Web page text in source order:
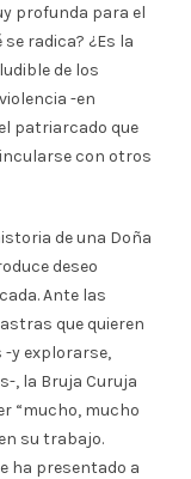
profunda para el
radica? ¿Es la
de los
-en
patriarcado que
con otros
de una Doña
deseo
Ante las
que quieren
y explorarse,
, la Bruja Curuja
“mucho, mucho
su trabajo.
ha presentado a